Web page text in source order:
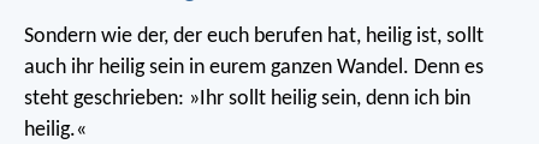
Sondern wie der, der euch berufen hat, heilig ist, sollt
auch ihr heilig sein in eurem ganzen Wandel. Denn es
steht geschrieben: »Ihr sollt heilig sein, denn ich bin
heilig.«